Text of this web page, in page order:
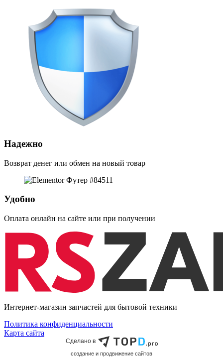
Надежно
Возврат денег или обмен на новый товар
Удобно
Оплата онлайн на сайте или при получении
Интернет-магазин запчастей для бытовой техники
Политика конфиденциальности
Карта сайта
Сделано в
cоздание и продвижение сайтов